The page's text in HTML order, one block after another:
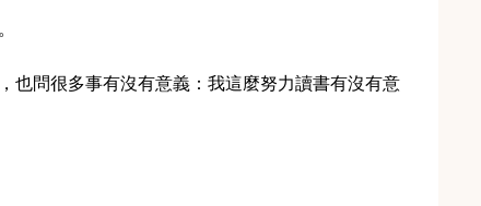
也問很多事有沒有意義：我這麼努力讀書有沒有意